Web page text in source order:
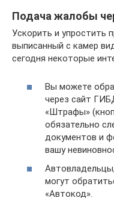
Подача жалобы
Ускорить и упростить
выписанный с камер
сегодня некоторые
Вы можете
через сайт
«Штрафы»
обязательно
документов и
вашу
могут
«Автокод».